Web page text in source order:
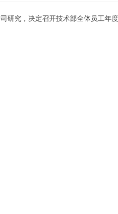
研究，决定召开技术部全体员工年